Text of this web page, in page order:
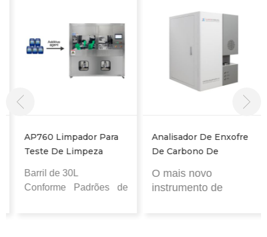
AP760 Limpador Para
Teste De Limpeza
Barril de 30L
Conforme
Padrões de
Analisador De Enxofre
De Carbono De
Amostras Inorgânicas
O mais novo
instrumento de